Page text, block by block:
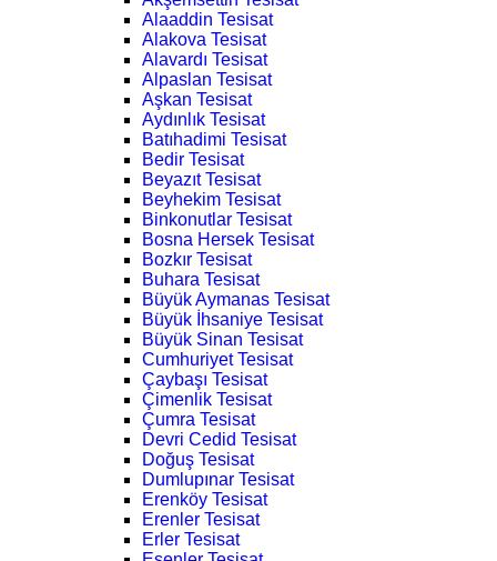
Alaaddin Tesisat
Alakova Tesisat
Alavardı Tesisat
Alpaslan Tesisat
Aşkan Tesisat
Aydınlık Tesisat
Batıhadimi Tesisat
Bedir Tesisat
Beyazıt Tesisat
Beyhekim Tesisat
Binkonutlar Tesisat
Bosna Hersek Tesisat
Bozkır Tesisat
Buhara Tesisat
Büyük Aymanas Tesisat
Büyük İhsaniye Tesisat
Büyük Sinan Tesisat
Cumhuriyet Tesisat
Çaybaşı Tesisat
Çimenlik Tesisat
Çumra Tesisat
Devri Cedid Tesisat
Doğuş Tesisat
Dumlupınar Tesisat
Erenköy Tesisat
Erenler Tesisat
Erler Tesisat